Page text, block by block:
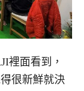
裡面看到，
很新鮮就決